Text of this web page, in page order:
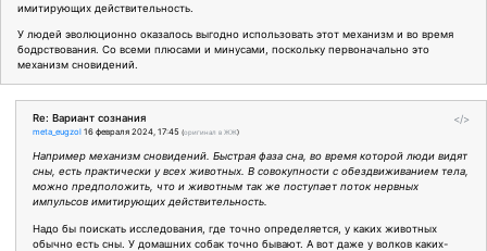
имитирующих действительность.
У людей эволюционно оказалось выгодно использовать этот механизм и во время
бодрствования. Со всеми плюсами и минусами, поскольку первоначально это
механизм сновидений.
</>
Re: Вариант сознания
meta_eugzol 16 февраля 2024, 17:45 (оригинал в ЖЖ)
Например механизм сновидений. Быстрая фаза сна, во время которой люди видят
сны, есть практически у всех животных. В совокупности с обездвиживанием тела,
можно предположить, что и животным так же поступает поток нервных
импульсов имитирующих действительность.
Надо бы поискать исследования, где точно определяется, у каких животных
обычно есть сны. У домашних собак точно бывают. А вот даже у волков каких-